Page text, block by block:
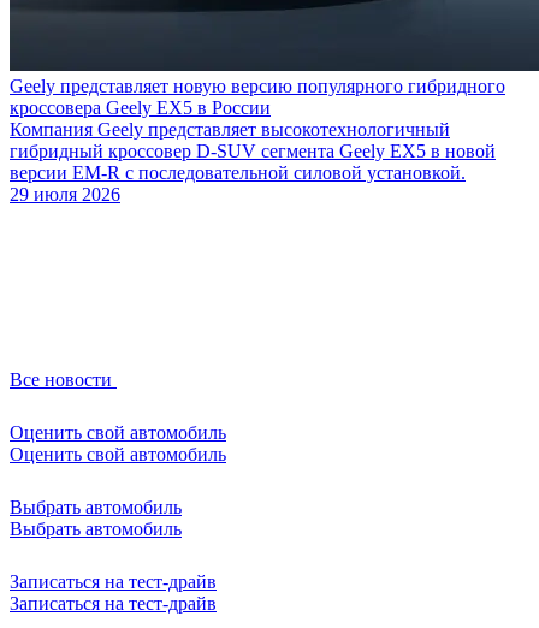
Geely представляет новую версию популярного гибридного
кроссовера Geely EX5 в России
Компания Geely представляет высокотехнологичный
гибридный кроссовер D-SUV сегмента Geely EX5 в новой
версии EM-R с последовательной силовой установкой.
29 июля 2026
Все новости
Оценить свой автомобиль
Оценить свой автомобиль
Выбрать автомобиль
Выбрать автомобиль
Записаться на тест-драйв
Записаться на тест-драйв